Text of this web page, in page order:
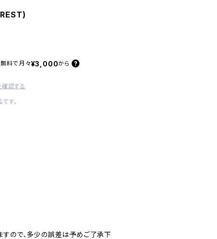
料で 月々¥3,000から
認する
す。
ので、多少の誤差は予めご了承下